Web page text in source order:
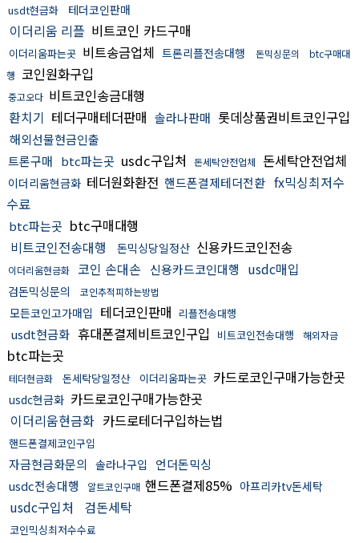
usdt현금화
테더코인판매
이더리움 리플 비트코인 카드구매
이더리움파는곳 비트송금업체 트론리플전송대행 돈믹싱문의
btc구매대
행 코인원화구입
중고오다 비트코인송금대행
환치기 테더구매테더판매 솔라나판매 롯데상품권비트코인구입
해외선물현금인출
트론구매 btc파는곳 usdc구입처 돈세탁안전업체 돈세탁안전업체
이더리움현금화 테더원화환전 핸드폰결제테더전환 fx믹싱최저수
수료
btc파는곳 btc구매대행
비트코인전송대행
돈믹싱당일정산 신용카드코인전송
이더리움현금화 코인 손대손 신용카드코인대행 usdc매입
검돈믹싱문의 코인추적피하는방법
모든코인고가매입 테더코인판매 리플전송대행
usdt현금화 휴대폰결제비트코인구입 비트코인전송대행 해외자금
btc파는곳
테더현금화 돈세탁당일정산 이더리움파는곳 카드로코인구매가능한곳
usdc현금화 카드로코인구매가능한곳
이더리움현금화 카드로테더구입하는법
핸드폰결제코인구입
자금현금화문의 솔라나구입
언더돈믹싱
usdc전송대행
알트코인구매 핸드폰결제85% 아프리카tv돈세탁
usdc구입처 검돈세탁
코인믹싱최저수수료